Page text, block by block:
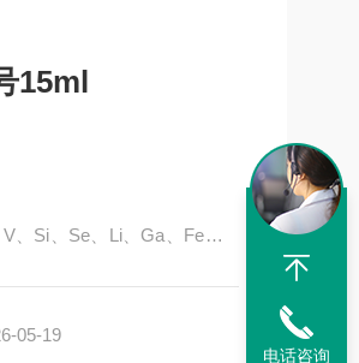
15ml
Si、Se、Li、Ga、Fe、M
05-19
电话咨询